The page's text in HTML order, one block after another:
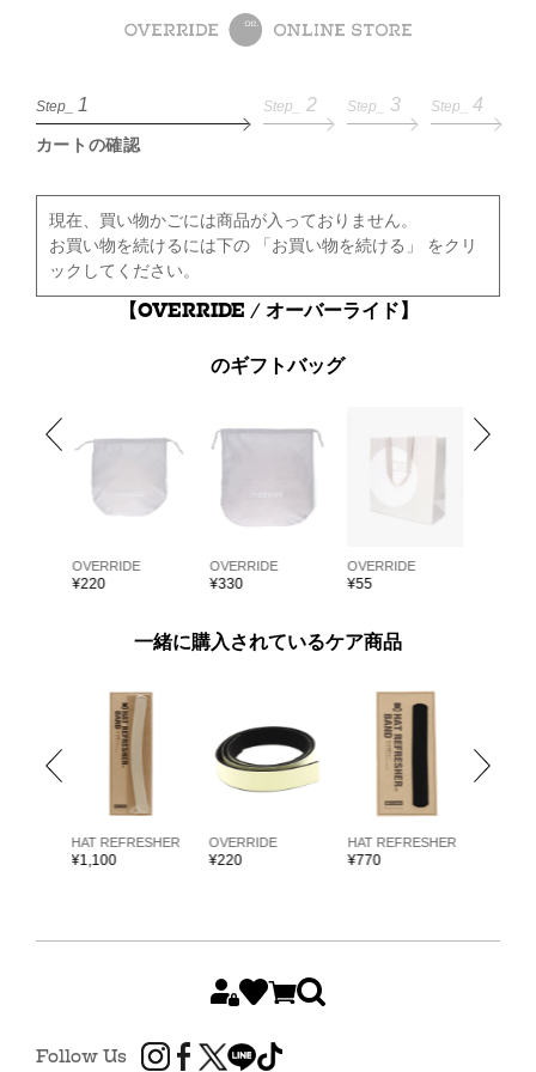
Step_ 1
カートの確認
Step_ 2 Step_ 3 Step_ 4
現在、買い物かごには商品が入っておりません。
お買い物を続けるには下の 「お買い物を続ける」 をクリ
ックしてください。
【OVERRIDE / オーバーライド】
のギフトバッグ
OVERRIDE
¥220
OVERRIDE
¥330
OVERRIDE
¥55
一緒に購入されているケア商品
HAT REFRESHER
¥1,100
OVERRIDE
¥220
HAT REFRESHER
¥770
Follow Us